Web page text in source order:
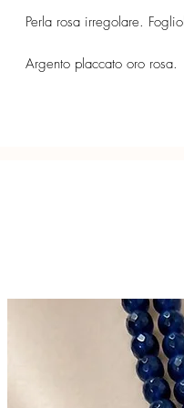
Perla rosa irregolare.
Argento placcato oro rosa.